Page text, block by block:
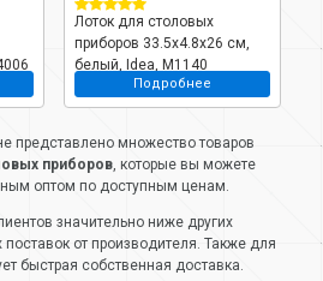
Лоток для столовых
приборов 33.5x4.8x26 см,
белый, Idea, М1140
Подробнее
представлено множество товаров
приборов, которые вы можете
оптом по доступным ценам.
значительно ниже других
от производителя. Также для
быстрая собственная доставка.